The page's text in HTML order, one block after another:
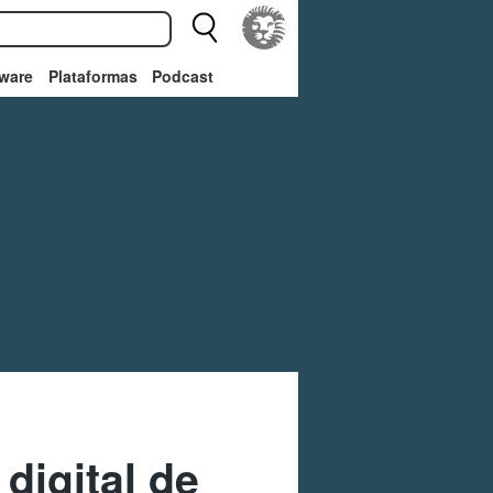
Plataformas Podcast
de